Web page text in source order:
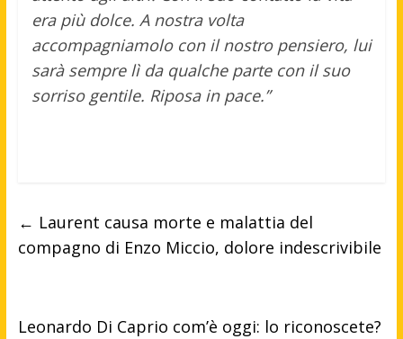
era più dolce. A nostra volta
accompagniamolo con il nostro pensiero, lui
sarà sempre lì da qualche parte con il suo
sorriso gentile. Riposa in pace.”
← Laurent causa morte e malattia del
compagno di Enzo Miccio, dolore indescrivibile
Leonardo Di Caprio com’è oggi: lo riconoscete?